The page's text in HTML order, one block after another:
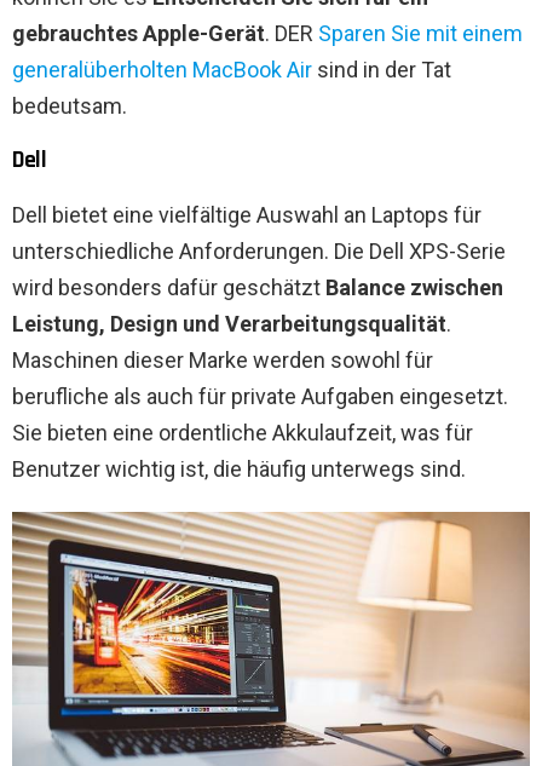
gebrauchtes Apple-Gerät. DER Sparen Sie mit einem
generalüberholten MacBook Air sind in der Tat
bedeutsam.
Dell
Dell bietet eine vielfältige Auswahl an Laptops für
unterschiedliche Anforderungen. Die Dell XPS-Serie
wird besonders dafür geschätzt Balance zwischen
Leistung, Design und Verarbeitungsqualität.
Maschinen dieser Marke werden sowohl für
berufliche als auch für private Aufgaben eingesetzt.
Sie bieten eine ordentliche Akkulaufzeit, was für
Benutzer wichtig ist, die häufig unterwegs sind.